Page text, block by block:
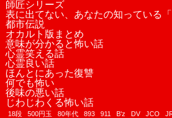
師匠シリーズ
表に出てない、あなたの知っている
都市伝説
オカルト版まとめ
意味が分かると怖い話
心霊笑える話
心霊良い話
ほんとにあった復讐
何でも怖い
後味の悪い話
じわじわくる怖い話
18段 500円玉 80年代 893 911 B'z DV JCO